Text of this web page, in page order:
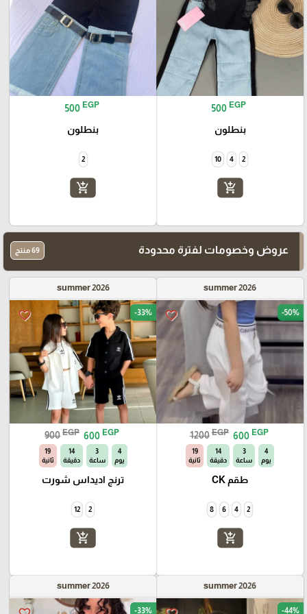
500 EGP
بنطلون
2
4
10
add_shopping_cart
500 EGP
بنطلون
2
add_shopping_cart
عروض وخصومات لفترة محدودة 69 منتج
summer 2026
favorite_border -50%
1200 EGP 600 EGP
4
يوم
3
ساعة
14
دقيقة
18
ثانية
طقم CK
2
4
6
8
add_shopping_cart
summer 2026
favorite_border -33%
900 EGP 600 EGP
4
يوم
3
ساعة
14
دقيقة
18
ثانية
ترنج اديداس شورت
2
12
add_shopping_cart
summer 2026
-44%
summer 2026
-33%